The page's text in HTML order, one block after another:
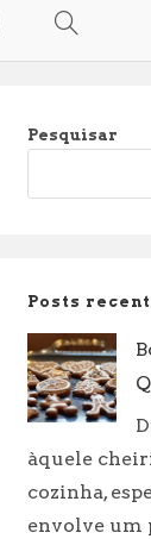
Pesquisar
Posts
àquele
cozinha,
envolve um